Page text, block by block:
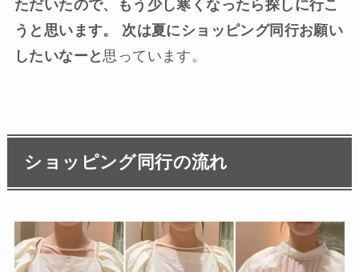
ただいたので、もう少し寒くなったら探しに行こ
うと思います。 次は夏にショッピング同行お願い
したいなーと思っています。
ショッピング同行の流れ